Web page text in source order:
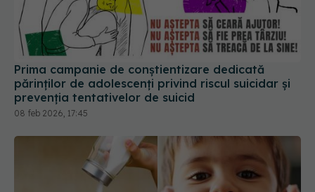
Prima campanie de conștientizare dedicată
părinților de adolescenți privind riscul suicidar și
prevenția tentativelor de suicid
08 feb 2026, 17:45